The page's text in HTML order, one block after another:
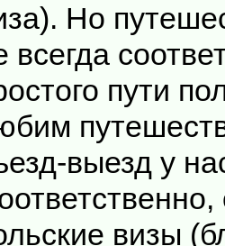
Но
всегда
пути
выезд у
визы